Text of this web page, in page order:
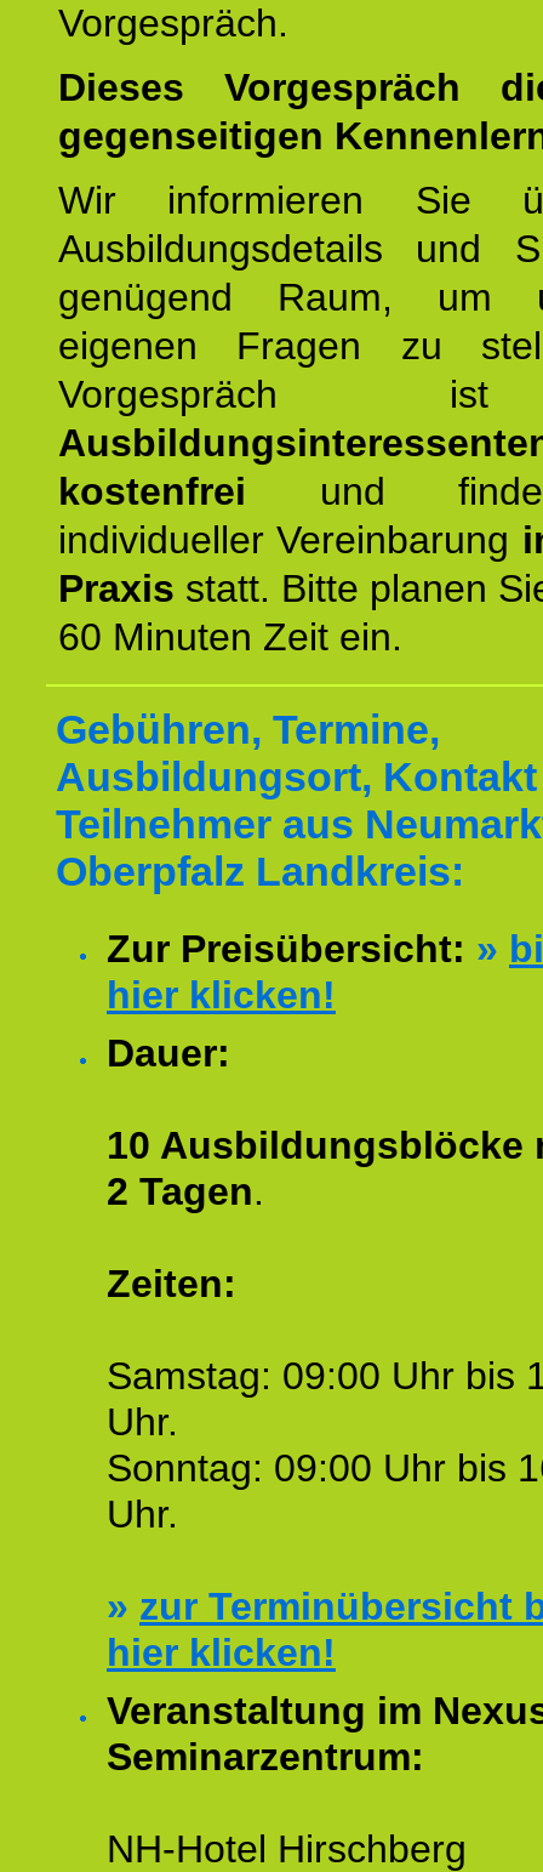
Vorgespräch.
Dieses Vorgespräch
gegenseitigen
Wir informieren Sie
Ausbildungsdetails und
genügend Raum, um
eigenen Fragen zu
kostenfrei und
individueller Vereinbarung
Praxis statt. Bitte planen
60 Minuten Zeit ein.
Gebühren, Termine,
Ausbildungsort,
Teilnehmer aus
Oberpfalz Landkreis:
Zur Preisübersicht: »
hier klicken!
Dauer:
10 Ausbildungsblöcke
2 Tagen.
Zeiten:
Samstag: 09:00 Uhr bis
Uhr.
Sonntag: 09:00 Uhr bis
Uhr.
» zur Terminübersicht
hier klicken!
Veranstaltung im
Seminarzentrum:
NH-Hotel Hirschberg